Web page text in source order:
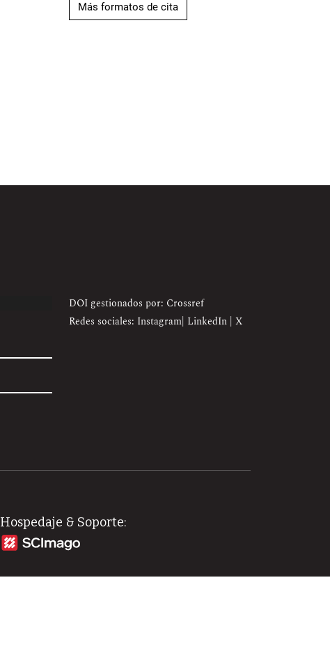
Más formatos de cita
DOI gestionados por: Crossref
Redes sociales: Instagram LinkedIn X
Hospedaje & Soporte: